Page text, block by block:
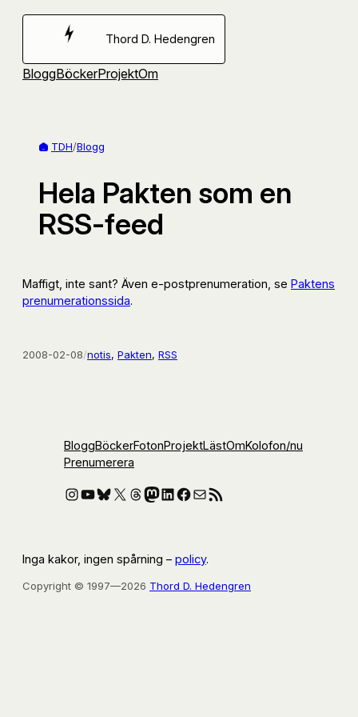
Hoppa
Thord D. Hedengren
BloggBöckerProjektOm
TDH/Blogg
Hela Pakten som en
RSS-feed
Maffigt, inte sant? Även e-postprenumeration, se Paktens
prenumerationssida.
2008-02-08/notis, Pakten, RSS
BloggBöckerFotonProjektLästOmKolofon/nu
Prenumerera
Instagram
YouTube
Bluesky
X Threads
Mastodon
LinkedIn
Facebook
E-postRSS-flöde
Inga kakor, ingen spårning – policy.
Copyright © 1997—2026 Thord D. Hedengren